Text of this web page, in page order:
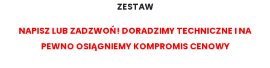
ZESTAW
NAPISZ LUB ZADZWOŃ! DORADZIMY TECHNICZNE I NA
PEWNO OSIĄGNIEMY KOMPROMIS CENOWY